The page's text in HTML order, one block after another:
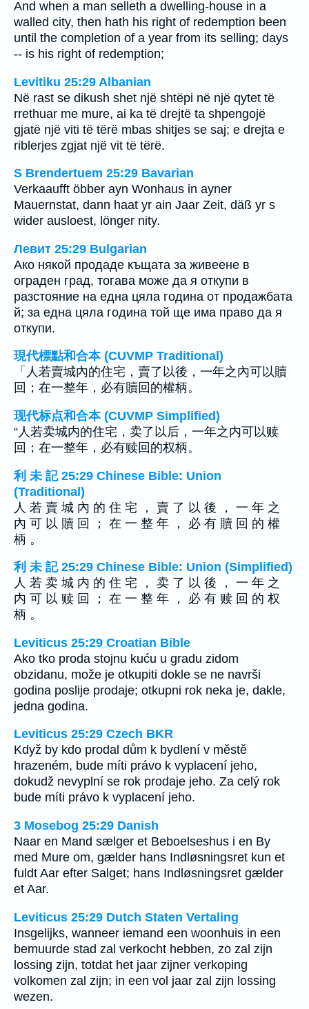
And when a man selleth a dwelling-house in a
walled city, then hath his right of redemption been
until the completion of a year from its selling; days
-- is his right of redemption;
Levitiku 25:29 Albanian
Në rast se dikush shet një shtëpi në një qytet të
rrethuar me mure, ai ka të drejtë ta shpengojë
gjatë një viti të tërë mbas shitjes se saj; e drejta e
riblerjes zgjat një vit të tërë.
S Brendertuem 25:29 Bavarian
Verkaaufft öbber ayn Wonhaus in ayner
Mauernstat, dann haat yr ain Jaar Zeit, däß yr s
wider ausloest, lönger nity.
Левит 25:29 Bulgarian
Ако някой продаде къщата за живеене в
ограден град, тогава може да я откупи в
разстояние на една цяла година от продажбата
й; за една цяла година той ще има право да я
откупи.
現代標點和合本 (CUVMP Traditional)
「人若賣城內的住宅，賣了以後，一年之內可以贖
回；在一整年，必有贖回的權柄。
现代标点和合本 (CUVMP Simplified)
“人若卖城内的住宅，卖了以后，一年之内可以赎
回；在一整年，必有赎回的权柄。
利 未 記 25:29 Chinese Bible: Union
(Traditional)
人 若 賣 城 內 的 住 宅 ， 賣 了 以 後 ， 一 年 之
內 可 以 贖 回 ； 在 一 整 年 ， 必 有 贖 回 的 權
柄 。
利 未 記 25:29 Chinese Bible: Union (Simplified)
人 若 卖 城 内 的 住 宅 ， 卖 了 以 後 ， 一 年 之
内 可 以 赎 回 ； 在 一 整 年 ， 必 有 赎 回 的 权
柄 。
Leviticus 25:29 Croatian Bible
Ako tko proda stojnu kuću u gradu zidom
obzidanu, može je otkupiti dokle se ne navrši
godina poslije prodaje; otkupni rok neka je, dakle,
jedna godina.
Leviticus 25:29 Czech BKR
Když by kdo prodal dům k bydlení v městě
hrazeném, bude míti právo k vyplacení jeho,
dokudž nevyplní se rok prodaje jeho. Za celý rok
bude míti právo k vyplacení jeho.
3 Mosebog 25:29 Danish
Naar en Mand sælger et Beboelseshus i en By
med Mure om, gælder hans Indløsningsret kun et
fuldt Aar efter Salget; hans Indløsningsret gælder
et Aar.
Leviticus 25:29 Dutch Staten Vertaling
Insgelijks, wanneer iemand een woonhuis in een
bemuurde stad zal verkocht hebben, zo zal zijn
lossing zijn, totdat het jaar zijner verkoping
volkomen zal zijn; in een vol jaar zal zijn lossing
wezen.